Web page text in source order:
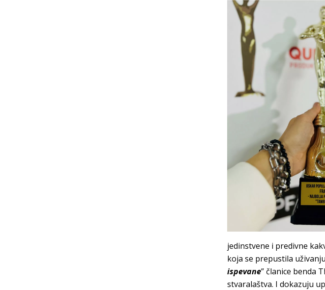
jedinstvene i predivne
koja se prepustila
ispevane” članice benda
stvaralaštva. I dokazuju